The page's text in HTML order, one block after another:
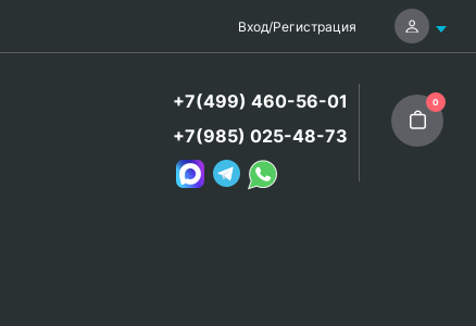
Вход/Регистрация
+7(499) 460-56-01
+7(985) 025-48-73
0